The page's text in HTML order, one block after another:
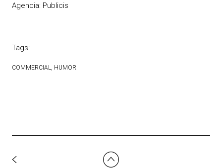
Agencia: Publicis
Tags:
COMMERCIAL HUMOR